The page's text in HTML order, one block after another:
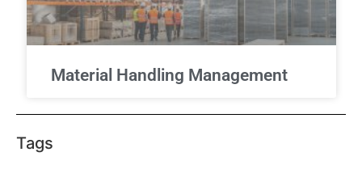
Material Handling Management
Tags